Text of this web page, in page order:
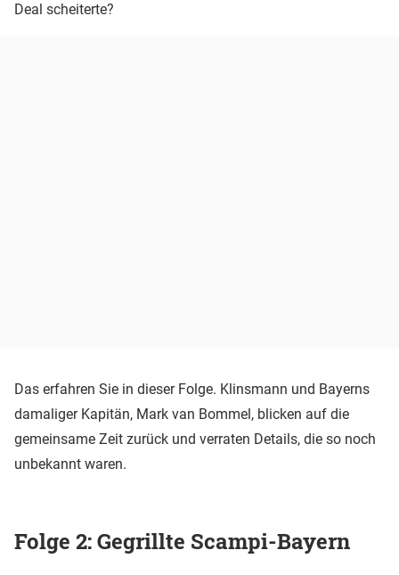
Deal scheiterte?
Das erfahren Sie in dieser Folge. Klinsmann und Bayerns
damaliger Kapitän, Mark van Bommel, blicken auf die
gemeinsame Zeit zurück und verraten Details, die so noch
unbekannt waren.
Folge 2: Gegrillte Scampi-Bayern